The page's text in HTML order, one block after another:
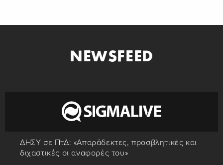
NEWSFEED
ΔΗΣΥ σε ΠτΔ: «Απαράδεκτες, προσβλητικές και
διχαστικές οι αναφορές του»